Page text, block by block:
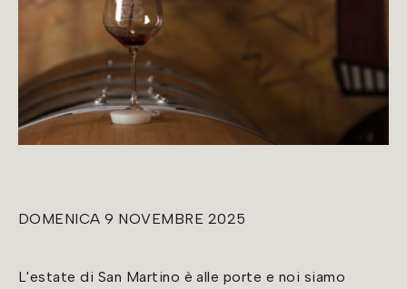
DOMENICA 9 NOVEMBRE 2025
L'estate di San Martino è alle porte e noi siamo